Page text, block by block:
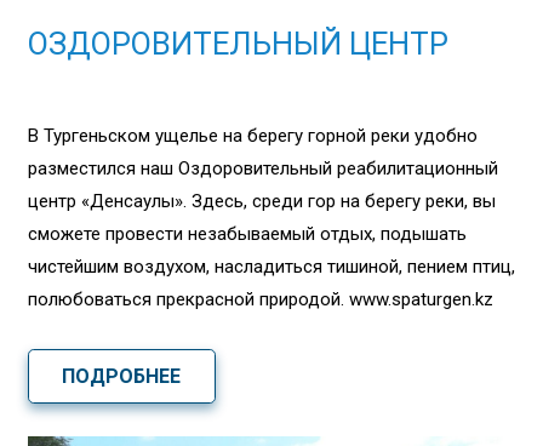
ОЗДОРОВИТЕЛЬНЫЙ ЦЕНТР
В Тургеньском ущелье на берегу горной реки удобно
разместился наш Оздоровительный реабилитационный
центр «Денсаулық». Здесь, среди гор на берегу реки, вы
сможете провести незабываемый отдых, подышать
чистейшим воздухом, насладиться тишиной, пением птиц,
полюбоваться прекрасной природой. www.spaturgen.kz
ПОДРОБНЕЕ